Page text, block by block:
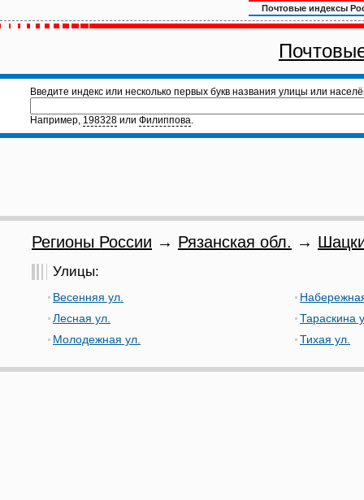
Почтовые индексы
Введите индекс или несколько первых букв названия улицы или
Например, 198328 или Филиппова.
Регионы России → Рязанская обл. →
Улицы:
Весенняя ул.
Лесная ул.
Молодежная ул.
Тараскина
Тихая ул.